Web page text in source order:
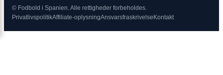
© Fodbold i Spanien. Alle rettigheder forbeholdes.
PrivatlivspolitikAffiliate-oplysningAnsvarsfraskrivelse Kontakt